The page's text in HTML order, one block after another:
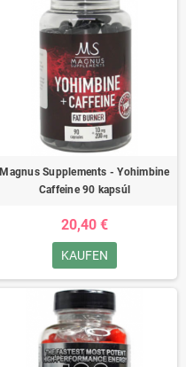
Magnus Supplements - Yohimbine
Caffeine 90 kapsúl
20,40 €
KAUFEN